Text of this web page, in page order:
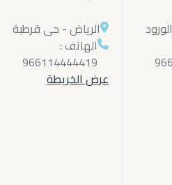
الرياض - حى قرطبة
الهاتف :
966114444419
عرض الخريطة